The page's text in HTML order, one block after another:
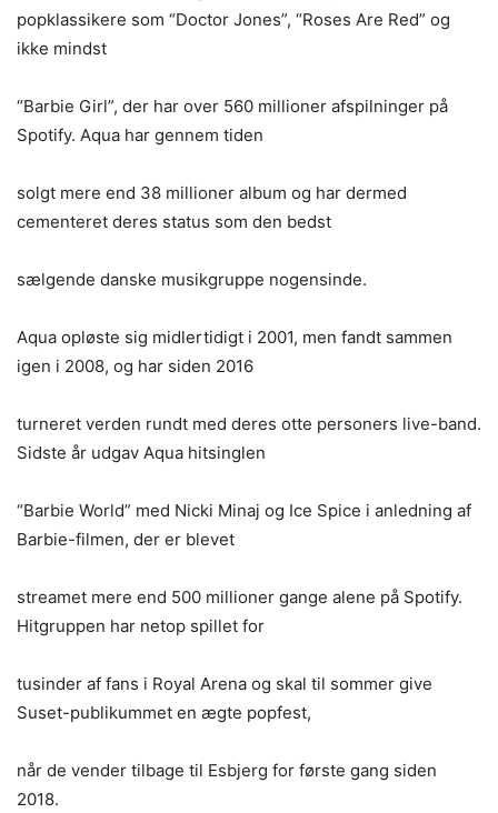
popklassikere som “Doctor Jones”, “Roses Are Red” og
ikke mindst
“Barbie Girl”, der har over 560 millioner afspilninger på
Spotify. Aqua har gennem tiden
solgt mere end 38 millioner album og har dermed
cementeret deres status som den bedst
sælgende danske musikgruppe nogensinde.
Aqua opløste sig midlertidigt i 2001, men fandt sammen
igen i 2008, og har siden 2016
turneret verden rundt med deres otte personers live-band.
Sidste år udgav Aqua hitsinglen
“Barbie World” med Nicki Minaj og Ice Spice i anledning af
Barbie-filmen, der er blevet
streamet mere end 500 millioner gange alene på Spotify.
Hitgruppen har netop spillet for
tusinder af fans i Royal Arena og skal til sommer give
Suset-publikummet en ægte popfest,
når de vender tilbage til Esbjerg for første gang siden
2018.